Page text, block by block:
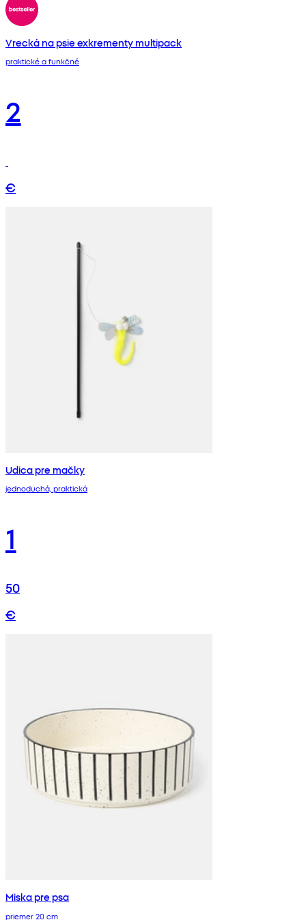
Vrecká na psie exkrementy multipack
praktické a funkčné
2
€
Udica pre mačky
jednoduchá, praktická
1
50
€
Miska pre psa
priemer 20 cm